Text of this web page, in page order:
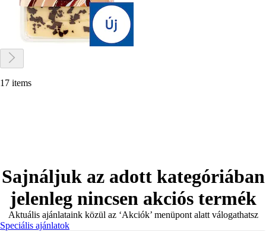
17 items
Sajnáljuk az adott kategóriában
jelenleg nincsen akciós termék
Aktuális ajánlataink közül az ‘Akciók’ menüpont alatt válogathatsz
Speciális ajánlatok